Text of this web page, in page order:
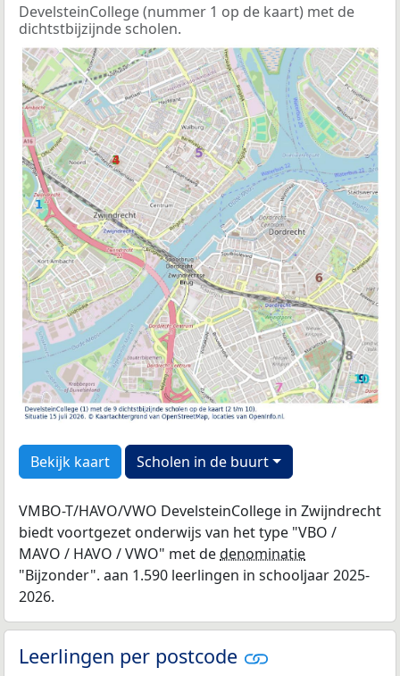
DevelsteinCollege (nummer 1 op de kaart) met de
dichtstbijzijnde scholen.
Bekijk kaart Scholen in de buurt
VMBO-T/HAVO/VWO DevelsteinCollege in Zwijndrecht
biedt voortgezet onderwijs van het type "VBO /
MAVO / HAVO / VWO" met dedenominatie
"Bijzonder". aan 1.590 leerlingen in schooljaar 2025-
2026.
Leerlingen per postcode